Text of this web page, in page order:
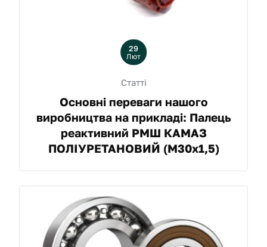
29
Лют
Статті
Основні переваги нашого
виробництва на прикладі: Палець
реактивний РМШ КАМАЗ
ПОЛІУРЕТАНОВИЙ (М30х1,5)